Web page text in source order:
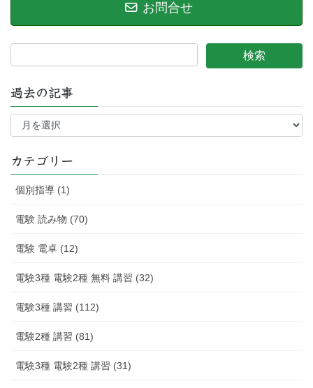
お問合せ
過去の記事
過
記
カテゴリー
個別指導 (1)
電験 読み物 (70)
電験 電卓 (12)
電験3種 電験2種 無料 講習 (32)
電験3種 講習 (112)
電験2種 講習 (81)
電験3種 電験2種 講習 (31)